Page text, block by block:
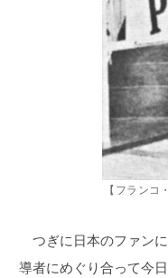
【フランコ
つぎに日本のファン
導者にめぐり合って今